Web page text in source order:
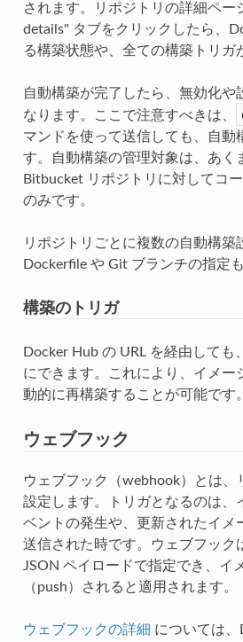
されます。リポジトリの詳細ペー
details" タブをクリックしたら、
る構築状態や、全ての構築トリガ
自動構築が完了したら、無効化や
なります。ここで注意すべきは、
マンドを使って送信しても、自動
す。自動構築の管理対象は、あく
Bitbucket リポジトリに対してコ
のみです。
リポジトリごとに複数の自動構築
Dockerfile や Git ブランチの指定
構築のトリガ
Docker Hub の URL を経由しても
にできます。これにより、イメー
動的に再構築することが可能です。
ウェブフック
ウェブフック（webhook）とは、
設定します。トリガとなるのは、
ベントの発生や、更新されたイメ
送信された時です。ウェブフック
JSON ペイロードで指定でき、イ
（push）されると適用されます。
ウェブフックの詳細 については